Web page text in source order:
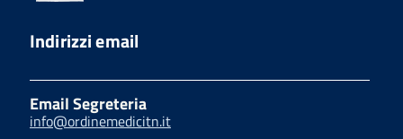
Indirizzi email
Email Segreteria
info@ordinemedicitn.it